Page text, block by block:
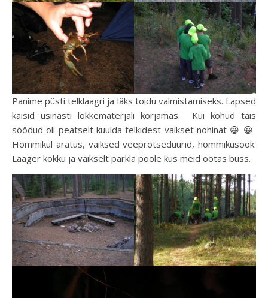
Panime püsti telklaagri ja läks toidu valmistamiseks. Lapsed
käisid usinasti lõkkematerjali korjamas. Kui kõhud täis
söödud oli peatselt kuulda telkidest vaikset nohinat 😀 😀
Hommikul äratus, väiksed veeprotseduurid, hommikusöök.
Laager kokku ja vaikselt parkla poole kus meid ootas buss.